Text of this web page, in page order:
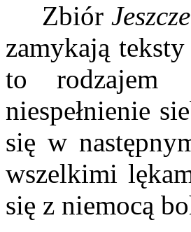
Zbiór
zamykają teksty
to rodzajem
niespełnienie
się w
wszelkimi
się z niemocą